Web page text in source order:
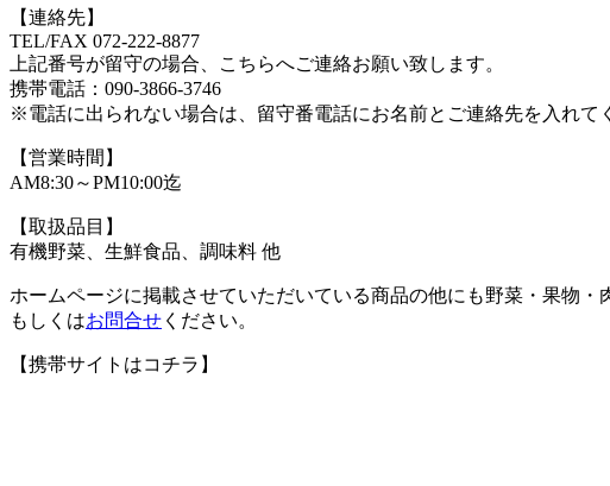
【連絡先】
TEL/FAX 072-222-8877
上記番号が留守の場合、こちらへご連絡お願い致します。
携帯電話：090-3866-3746
※電話に出られない場合は、留守番電話にお名前とご連絡先を入れて
【営業時間】
AM8:30～PM10:00迄
【取扱品目】
有機野菜、生鮮食品、調味料 他
ホームページに掲載させていただいている商品の他にも野菜・果物
もしくはお問合せ ください。
【携帯サイトはコチラ】